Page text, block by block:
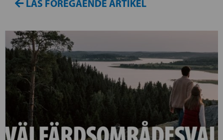
LÄS FÖREGÅENDE ARTIKEL